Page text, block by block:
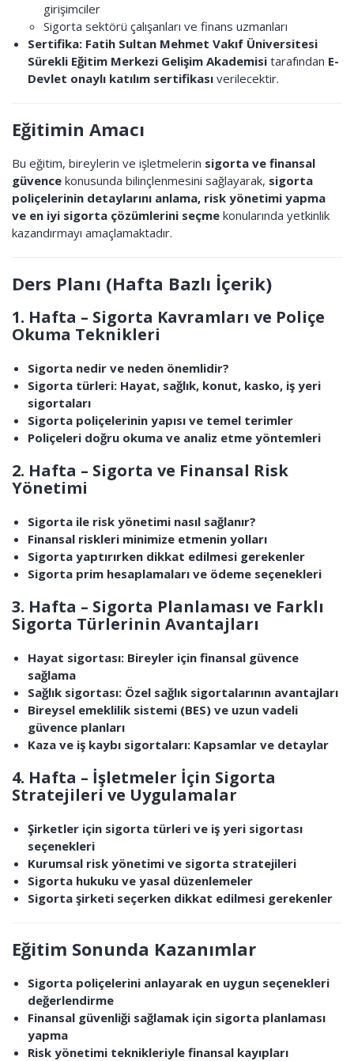
girişimciler
Sigorta sektörü çalışanları ve finans uzmanları
Sertifika: Fatih Sultan Mehmet Vakıf Üniversitesi
Sürekli Eğitim Merkezi Gelişim Akademisi tarafından E-
Devlet onaylı katılım sertifikası verilecektir.
Eğitimin Amacı
Bu eğitim, bireylerin ve işletmelerin sigorta ve finansal
güvence konusunda bilinçlenmesini sağlayarak, sigorta
poliçelerinin detaylarını anlama, risk yönetimi yapma
ve en iyi sigorta çözümlerini seçme konularında yetkinlik
kazandırmayı amaçlamaktadır.
Ders Planı (Hafta Bazlı İçerik)
1. Hafta – Sigorta Kavramları ve Poliçe
Okuma Teknikleri
Sigorta nedir ve neden önemlidir?
Sigorta türleri: Hayat, sağlık, konut, kasko, iş yeri
sigortaları
Sigorta poliçelerinin yapısı ve temel terimler
Poliçeleri doğru okuma ve analiz etme yöntemleri
2. Hafta – Sigorta ve Finansal Risk
Yönetimi
Sigorta ile risk yönetimi nasıl sağlanır?
Finansal riskleri minimize etmenin yolları
Sigorta yaptırırken dikkat edilmesi gerekenler
Sigorta prim hesaplamaları ve ödeme seçenekleri
3. Hafta – Sigorta Planlaması ve Farklı
Sigorta Türlerinin Avantajları
Hayat sigortası: Bireyler için finansal güvence
sağlama
Sağlık sigortası: Özel sağlık sigortalarının avantajları
Bireysel emeklilik sistemi (BES) ve uzun vadeli
güvence planları
Kaza ve iş kaybı sigortaları: Kapsamlar ve detaylar
4. Hafta – İşletmeler İçin Sigorta
Stratejileri ve Uygulamalar
Şirketler için sigorta türleri ve iş yeri sigortası
seçenekleri
Kurumsal risk yönetimi ve sigorta stratejileri
Sigorta hukuku ve yasal düzenlemeler
Sigorta şirketi seçerken dikkat edilmesi gerekenler
Eğitim Sonunda Kazanımlar
Sigorta poliçelerini anlayarak en uygun seçenekleri
değerlendirme
Finansal güvenliği sağlamak için sigorta planlaması
yapma
Risk yönetimi teknikleriyle finansal kayıpları